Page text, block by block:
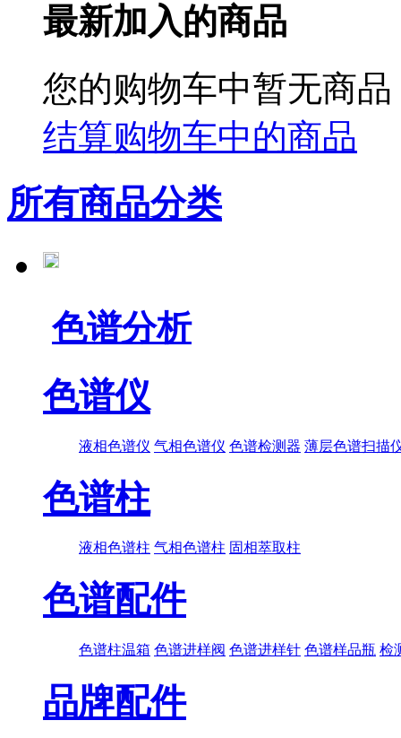
最新加入的商品
您的购物车中暂无商
结算购物车中的商品
所有商品分类
色谱分析
色谱仪
液相色谱仪 气相色谱仪 色谱检测器 薄层色谱扫描
色谱柱
液相色谱柱 气相色谱柱 固相萃取柱
色谱配件
色谱柱温箱 色谱进样阀 色谱进样针 色谱样品瓶 检
品牌配件